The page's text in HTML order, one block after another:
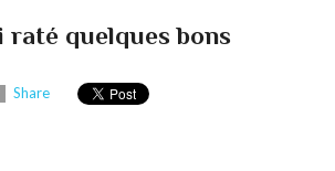
raté quelques bons
Share